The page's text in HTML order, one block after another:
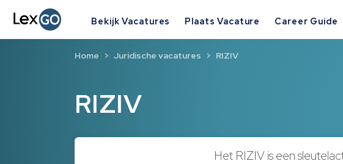
Bekijk Vacatures Plaats Vacature Career Guide
RIZIV
Home Juridische vacatures RIZIV
Het RIZIV is een